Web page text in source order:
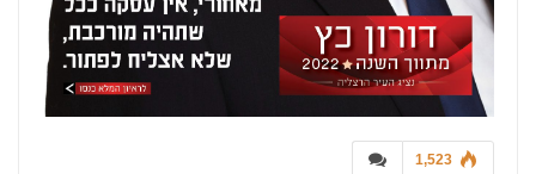
1,523